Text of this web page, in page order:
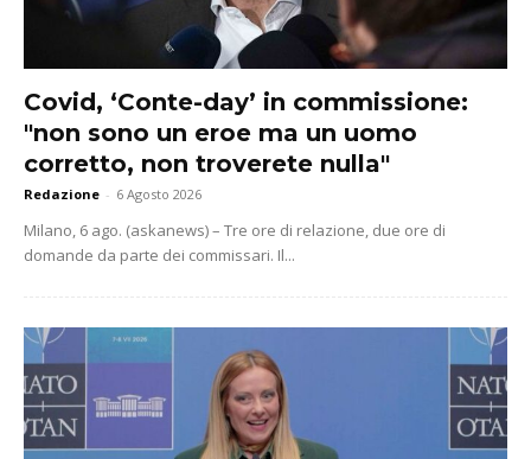
Covid, ‘Conte-day’ in commissione:
"non sono un eroe ma un uomo
corretto, non troverete nulla"
Redazione - 6 Agosto 2026
Milano, 6 ago. (askanews) – Tre ore di relazione, due ore di
domande da parte dei commissari. Il...